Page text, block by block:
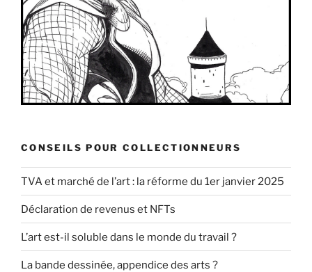
CONSEILS POUR COLLECTIONNEURS
TVA et marché de l’art : la réforme du 1er janvier 2025
Déclaration de revenus et NFTs
L’art est-il soluble dans le monde du travail ?
La bande dessinée, appendice des arts ?